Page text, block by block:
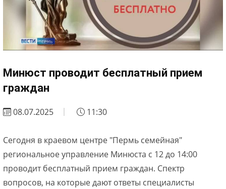
Минюст проводит бесплатный прием
граждан
08.07.2025 11:30
Сегодня в краевом центре "Пермь семейная"
региональное управление Минюста с 12 до 14:00
проводит бесплатный прием граждан. Спектр
вопросов, на которые дают ответы специалисты